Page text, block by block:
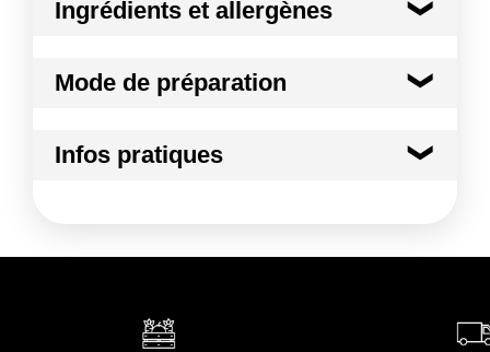
Ingrédients et allergènes
PP Utilisation chaude (5)
Opérations
Mode de préparation
types d'aliments Température : -20°C/+130°C
Infos pratiques
quelconque source de chaleur
quelconque source de chaleur